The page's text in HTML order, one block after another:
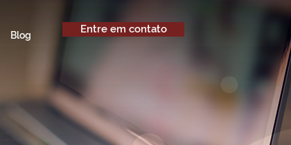
Blog Entre em contato